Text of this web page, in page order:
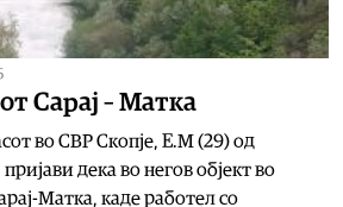
Сарај – Матка
во СВР Скопје, Е.М (29) од
дека во негов објект во
Матка, каде работел со